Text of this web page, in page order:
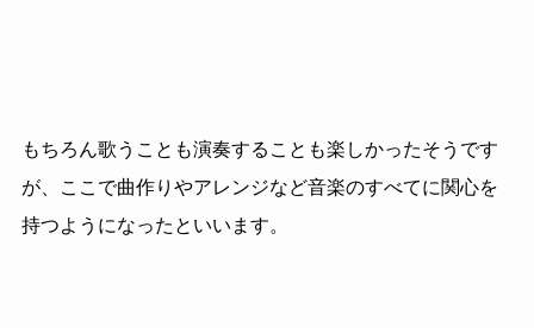
もちろん歌うことも演奏することも楽しかったそうです
が、ここで曲作りやアレンジなど音楽のすべてに関心を
持つようになったといいます。